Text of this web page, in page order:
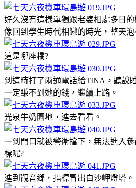
好久沒有這樣單獨跟老婆相處多日
像回到學生時代相戀的時光，整天泡
這是哪座橋?
到這時打了兩通電話給TINA，聽說
一定賺不到她的錢，繼續上路。
光泉牛奶園地，進去看看。
一到門口就被警衛擋下，無法進入
標呢?
進到觀音鄉，指標冒出白沙岬燈塔。